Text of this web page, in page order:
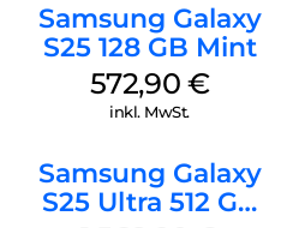
Samsung Galaxy
S25 128 GB Mint
572,90 €
inkl. MwSt.
Samsung Galaxy
S25 Ultra 512 GB